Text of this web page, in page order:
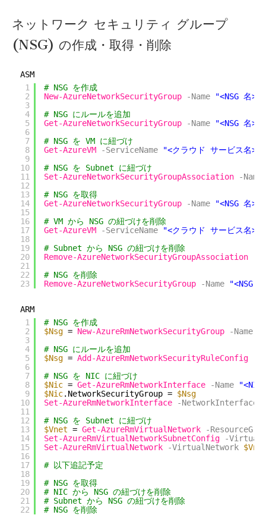
ネットワーク セキュリティ グループ
(NSG) の作成・取得・削除
ASM
1
2
3
4
5
6
7
8
9
10
11
12
13
14
15
16
17
18
19
20
21
22
23
# NSG を作成
New-AzureNetworkSecurityGroup
-Name
"<NSG 名>"
# NSG にルールを追加
Get-AzureNetworkSecurityGroup
-Name
"<NSG 名>"
# NSG を VM に紐づけ
Get-AzureVM
-ServiceName
"<クラウド サービス名>"
# NSG を Subnet に紐づけ
Set-AzureNetworkSecurityGroupAssociation
-Name
# NSG を取得
Get-AzureNetworkSecurityGroup
-Name
"<NSG 名>"
# VM から NSG の紐づけを削除
Get-AzureVM
-ServiceName
"<クラウド サービス名>"
# Subnet から NSG の紐づけを削除
Remove-AzureNetworkSecurityGroupAssociation
# NSG を削除
Remove-AzureNetworkSecurityGroup
-Name "<NSG
ARM
1
2
3
4
5
6
7
8
9
10
11
12
13
14
15
16
17
18
19
20
21
22
# NSG を作成
$Nsg = New-AzureRmNetworkSecurityGroup -Name
# NSG にルールを追加
$Nsg = Add-AzureRmNetworkSecurityRuleConfig
# NSG を NIC に紐づけ
$Nic = Get-AzureRmNetworkInterface -Name
$Nic.NetworkSecurityGroup = $Nsg
Set-AzureRmNetworkInterface
-NetworkInterface
# NSG を Subnet に紐づけ
$Vnet = Get-AzureRmVirtualNetwork
-
Set-AzureRmVirtualNetworkSubnetConfig
-
Set-AzureRmVirtualNetwork
-VirtualNetwork
# 以下追記予定
# NSG を取得
# NIC から NSG の紐づけを削除
# Subnet から NSG の紐づけを削除
# NSG を削除